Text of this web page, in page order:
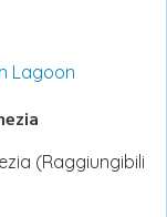
(Raggiungibili